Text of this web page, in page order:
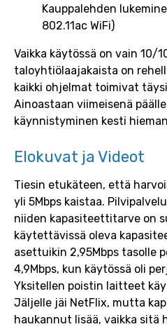
Kauppalehden
802.11ac WiFi)
Vaikka käytössä on vain 10/
taloyhtiölaajakaista on
kaikki ohjelmat toimivat
Ainoastaan viimeisenä
käynnistyminen kesti
Elokuvat ja Videot
Tiesin etukäteen, että
yli 5Mbps kaistaa.
niiden kapasiteettitarve on
käytettävissä oleva
asettuikin 2,95Mbps tasolle
4,9Mbps, kun käytössä oli
Yksitellen poistin laitteet
Jäljelle jäi NetFlix, mutta
haukannut lisää, vaikka sitä